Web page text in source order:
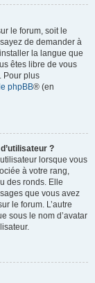
le forum, soit le
de demander à
la langue que
êtes libre de vous
Pour plus
phpBB® (en
?
lorsque vous
à votre rang,
des ronds. Elle
que vous avez
le forum. L’autre
sous le nom d’avatar